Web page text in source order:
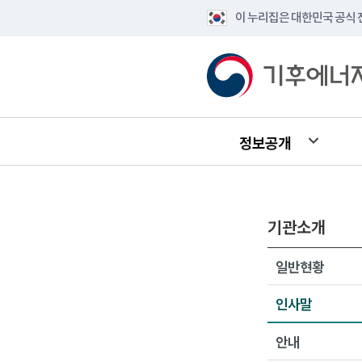
이 누리집은 대한민국 공식
정보공개
기관소개
일반현황
인사말
안내